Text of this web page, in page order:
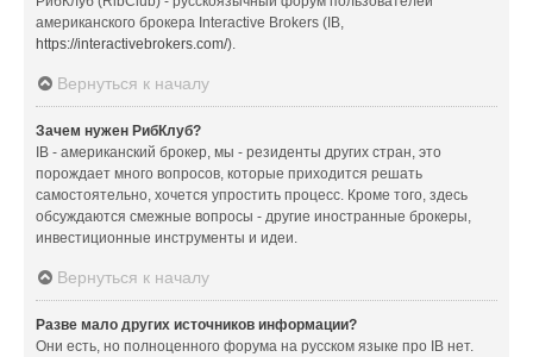
американского брокера Interactive Brokers (IB,
https://interactivebrokers.com/).
Вернуться к началу
Зачем нужен РибКлуб?
IB - американский брокер, мы - резиденты других стран, это
порождает много вопросов, которые приходится решать
самостоятельно, хочется упростить процесс. Кроме того, здесь
обсуждаются смежные вопросы - другие иностранные брокеры,
инвестиционные инструменты и идеи.
Вернуться к началу
Разве мало других источников информации?
Они есть, но полноценного форума на русском языке про IB нет.